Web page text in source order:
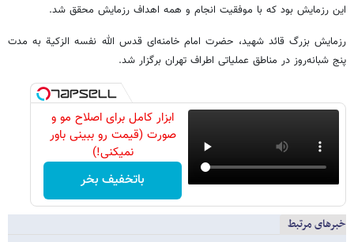
این رزمایش بود که با موفقیت انجام و همه اهداف رزمایش محقق شد.
رزمایش بزرگ قائد شهید، حضرت امام خامنه‌ای قدس الله نفسه الزکیة به مدت
پنج شبانه‌روز در مناطق عملیاتی اطراف تهران برگزار شد.
ابزار کامل برای اصلاح مو و
صورت (قیمت رو ببینی باور
نمیکنی!)
باتخفیف بخر
خبرهای مرتبط